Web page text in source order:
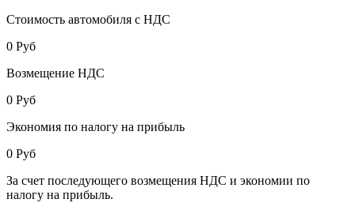
Стоимость автомобиля с НДС
0 Руб
Возмещение НДС
0 Руб
Экономия по налогу на прибыль
0 Руб
За счет последующего возмещения НДС и экономии по
налогу на прибыль.